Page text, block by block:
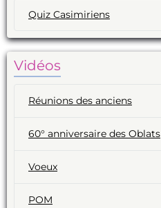
Quiz Casimiriens
Vidéos
Réunions des anciens
60° anniversaire des Oblats
Voeux
POM